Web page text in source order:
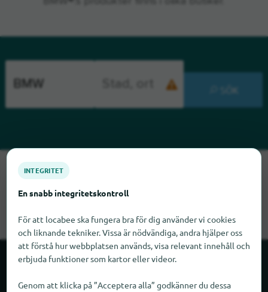
SÖK
Tyvärr kan vi inte hitta BMW just nu. Om du vet var BMW finns
skulle vi bli glada om du meddelade oss det.
Om locabee
INTEGRITET
En snabb integritetskontroll
För att locabee ska fungera bra för dig använder vi cookies
och liknande tekniker. Vissa är nödvändiga, andra hjälper oss
att förstå hur webbplatsen används, visa relevant innehåll och
erbjuda funktioner som kartor eller videor.
Genom att klicka på ”Acceptera alla” godkänner du dessa